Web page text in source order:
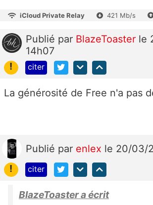
iCloud Private Relay 421 Mb/s
Publié par BlazeToaster le
14h07
!
citer
La générosité de Free n'a pas
Publié par enlex le 20/03/
!
citer
BlazeToaster a écrit